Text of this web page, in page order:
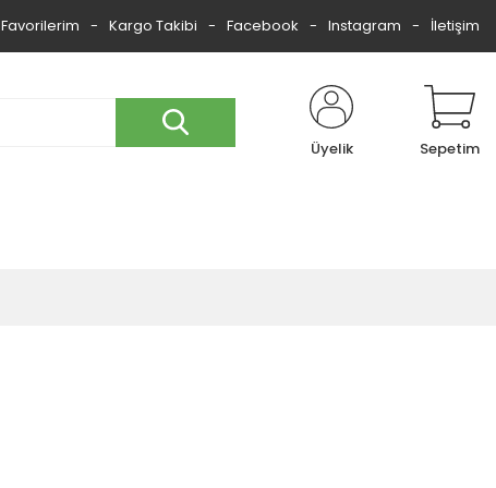
Favorilerim Kargo Takibi Facebook Instagram İletişim
Üyelik Sepetim